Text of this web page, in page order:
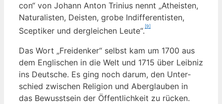
con“ von Johann Anton Tri­ni­us nennt „Athe­is­ten,
Natu­ra­lis­ten, Deis­ten, gro­be Indif­fe­ren­tis­ten,
Scep­ti­ker und der­glei­chen Leu­te“.
[9]
Das Wort „Frei­den­ker“ selbst kam um 1700 aus
dem Eng­li­schen in die Welt und 1715 über Leib­niz
ins Deut­sche. Es ging noch dar­um, den Unter­
schied zwi­schen Reli­gi­on und Aber­glau­ben in
das Bewusst­sein der Öffent­lich­keit zu rücken.